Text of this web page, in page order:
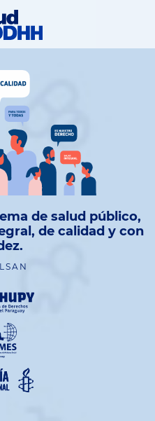
de salud público,
de calidad y con